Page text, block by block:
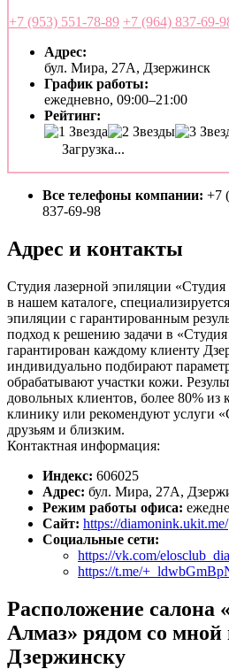
+7 (953) 551-78-89 +7 (964) 837-69-
Адрес:
бул. Мира, 27А, Дзержинск
График работы:
ежедневно, 09:00–21:00
Рейтинг:
Загрузка...
Все телефоны компании: +7
837-69-98
Адрес и контакты
Студия лазерной эпиляции
в нашем каталоге,
эпиляции с гарантированным
подход к решению задачи в
гарантирован каждому клиенту
индивидуально подбирают
обрабатывают участки кожи.
довольных клиентов, более 80% из
клинику или рекомендуют услуги
друзьям и близким.
Контактная информация:
Индекс: 606025
Адрес: бул. Мира, 27А,
Режим работы офиса:
Сайт: https://diamonink.ukit.me/
Социальные сети:
https://vk.com/
https://t.me/
Расположение салона
Алмаз» рядом со мной
Дзержинску